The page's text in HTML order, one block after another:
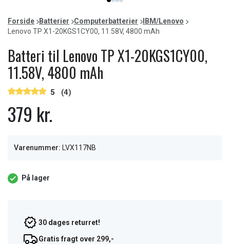
item
0
item
1
item
2
item
3
of
4
Forside Batterier Computerbatterier
IBM/Lenovo
Lenovo TP X1-20KGS1CY00, 11.58V, 4800 mAh
Batteri til Lenovo TP X1-20KGS1CY00,
11.58V, 4800 mAh
5 (4)
379 kr.
Varenummer: LVX117NB
På lager
30 dages returret!
Gratis fragt over 299,-